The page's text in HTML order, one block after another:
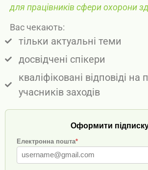
для працівників сфери охорони
Вас чекають:
тільки актуальні теми
досвідчені спікери
кваліфіковані відповіді на
учасників заходів
Оформити
Електронна пошта*